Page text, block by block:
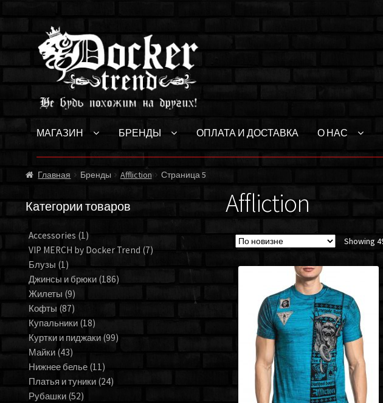
Перейти
к
навигации
Перейти
к
содержимому
МАГАЗИН БРЕНДЫ ОПЛАТА И ДОСТАВКА О НАС
Главная Бренды Affliction Страница 5
Affliction
Showing
Категории товаров
Accessories (1)
VIP MERCH by Docker Trend (7)
Блузы (1)
Джинсы и брюки (186)
Жилеты (9)
Кофты (87)
Купальники (18)
Куртки и пиджаки (99)
Майки (43)
Нижнее белье (11)
Платья и туники (24)
Рубашки (52)